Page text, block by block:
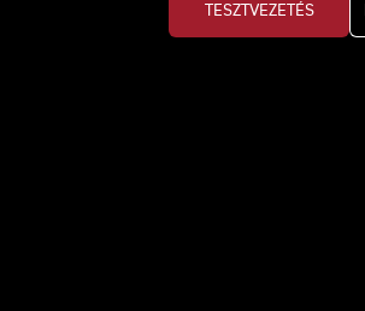
TESZTVEZETÉS